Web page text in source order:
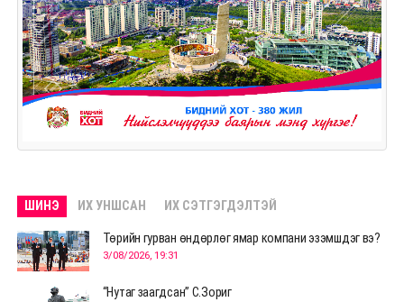
ШИНЭ ИХ УНШСАН ИХ СЭТГЭГДЭЛТЭЙ
Төрийн гурван өндөрлөг ямар компани эзэмшдэг вэ?
3/08/2026, 19:31
“Нутаг заагдсан” С.Зориг